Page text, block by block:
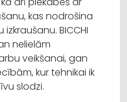
kas nodrošina
BICCHI
nelielām
veikšanai, gan
kur tehnikai ik
slodzi.